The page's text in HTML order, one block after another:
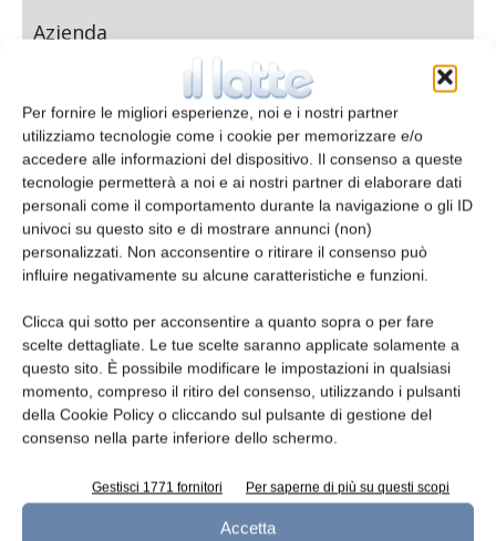
Per fornire le migliori esperienze, noi e i nostri partner
utilizziamo tecnologie come i cookie per memorizzare e/o
accedere alle informazioni del dispositivo. Il consenso a queste
tecnologie permetterà a noi e ai nostri partner di elaborare dati
personali come il comportamento durante la navigazione o gli ID
univoci su questo sito e di mostrare annunci (non)
personalizzati. Non acconsentire o ritirare il consenso può
influire negativamente su alcune caratteristiche e funzioni.
Clicca qui sotto per acconsentire a quanto sopra o per fare
scelte dettagliate. Le tue scelte saranno applicate solamente a
questo sito. È possibile modificare le impostazioni in qualsiasi
momento, compreso il ritiro del consenso, utilizzando i pulsanti
della Cookie Policy o cliccando sul pulsante di gestione del
consenso nella parte inferiore dello schermo.
Gestisci 1771 fornitori Per saperne di più su questi scopi
Accetta
Azienda
E-mail*
Telefono
Oggetto